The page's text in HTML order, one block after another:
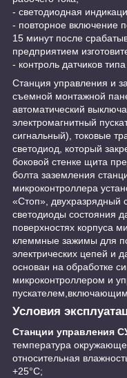
- светодиодная
- повторное включение
15 минут после
предприятием
- контроль датчиков
Станция управления и
съемной монтажной
автоматический
электромагнитный
сигнальный), токовые
светодиод, который
боковой стенке щита
болта заземления
микроконтроллера
«Стоп», двухразрядный
светодиоды состояния
поверхностях корпуса
клеммные зажимы для
электрических цепей и
основан на обработке
микроконтроллером и
Условия
Станции управления
температура
относительная
+25°С;